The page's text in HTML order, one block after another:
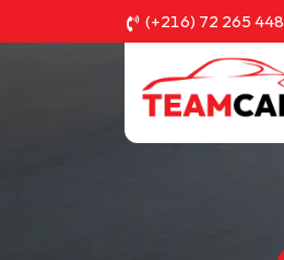
(+216) 72 265 448